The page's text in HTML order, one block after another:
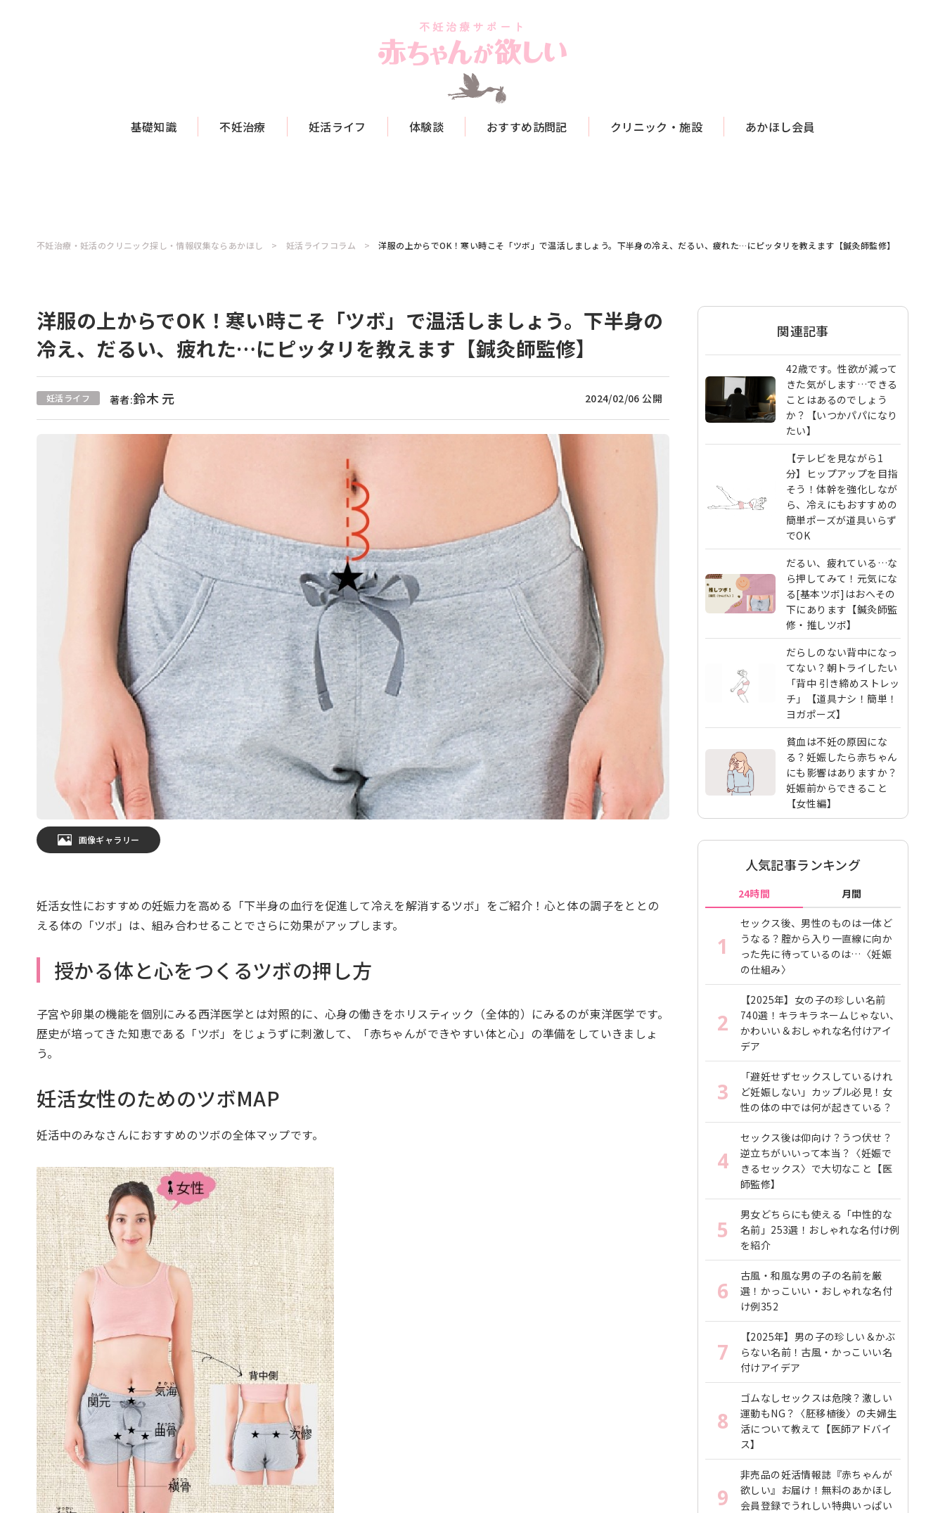
基礎知識 不妊治療 妊活ライフ 体験談 おすすめ訪問記 クリニック・施設 あかほし会員
不妊治療・妊活のクリニック探し・情報収集ならあかほし 妊活ライフコラム 洋服の上からでOK！寒い時こそ「ツボ」で温活しましょう。下半身の冷え、だるい、疲れた…にピッタリを教えます【鍼灸師監修】
洋服の上からでOK！寒い時こそ「ツボ」で温活しましょう。下半身の
冷え、だるい、疲れた…にピッタリを教えます【鍼灸師監修】
妊活ライフ 著者:鈴木 元 2024/02/06 公開
画像ギャラリー
妊活女性におすすめの妊娠力を高める「下半身の血行を促進して冷えを解消するツボ」をご紹介！心と体の調子をととの
える体の「ツボ」は、組み合わせることでさらに効果がアップします。
授かる体と心をつくるツボの押し方
子宮や卵巣の機能を個別にみる西洋医学とは対照的に、心身の働きをホリスティック（全体的）にみるのが東洋医学です。
歴史が培ってきた知恵である「ツボ」をじょうずに刺激して、「赤ちゃんができやすい体と心」の準備をしていきましょ
う。
妊活女性のためのツボMAP
妊活中のみなさんにおすすめのツボの全体マップです。
関連記事
42歳です。性欲が減って
きた気がします…できる
ことはあるのでしょう
か？【いつかパパになり
たい】
【テレビを見ながら1
分】ヒップアップを目指
そう！体幹を強化しなが
ら、冷えにもおすすめの
簡単ポーズが道具いらず
でOK
だるい、疲れている…な
ら押してみて！元気にな
る[基本ツボ]はおへその
下にあります【鍼灸師監
修・推しツボ】
だらしのない背中になっ
てない？朝トライしたい
「背中 引き締めストレッ
チ」【道具ナシ！簡単！
ヨガポーズ】
貧血は不妊の原因にな
る？妊娠したら赤ちゃん
にも影響はありますか？
妊娠前からできること
【女性編】
人気記事ランキング
24時間 月間
1
セックス後、男性のものは一体ど
うなる？腟から入り一直線に向か
った先に待っているのは…〈妊娠
の仕組み〉
2
【2025年】女の子の珍しい名前
740選！キラキラネームじゃない、
かわいい＆おしゃれな名付けアイ
デア
3
「避妊せずセックスしているけれ
ど妊娠しない」カップル必見！女
性の体の中では何が起きている？
4
セックス後は仰向け？うつ伏せ？
逆立ちがいいって本当？〈妊娠で
きるセックス〉で大切なこと【医
師監修】
5
男女どちらにも使える「中性的な
名前」253選！おしゃれな名付け例
を紹介
6
古風・和風な男の子の名前を厳
選！かっこいい・おしゃれな名付
け例352
7
【2025年】男の子の珍しい＆かぶ
らない名前！古風・かっこいい名
付けアイデア
8
ゴムなしセックスは危険？激しい
運動もNG？〈胚移植後〉の夫婦生
活について教えて【医師アドバイ
ス】
9
非売品の妊活情報誌『赤ちゃんが
欲しい』お届け！無料のあかほし
会員登録でうれしい特典いっぱい